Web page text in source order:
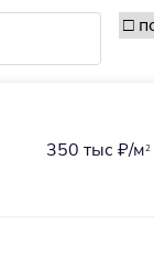
350 тыс ₽/м2